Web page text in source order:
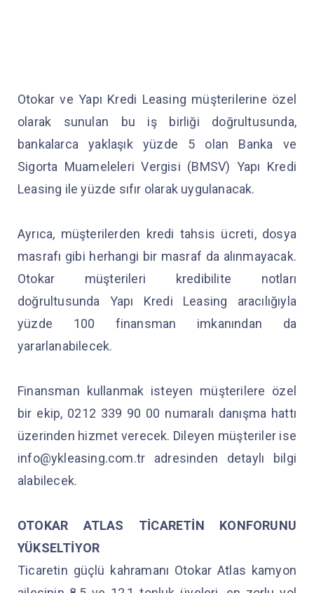
Otokar ve Yapı Kredi Leasing müşterilerine özel
olarak sunulan bu iş birliği doğrultusunda,
bankalarca yaklaşık yüzde 5 olan Banka ve
Sigorta Muameleleri Vergisi (BMSV) Yapı Kredi
Leasing ile yüzde sıfır olarak uygulanacak.
Ayrıca, müşterilerden kredi tahsis ücreti, dosya
masrafı gibi herhangi bir masraf da alınmayacak.
Otokar müşterileri kredibilite notları
doğrultusunda Yapı Kredi Leasing aracılığıyla
yüzde 100 finansman imkanından da
yararlanabilecek.
Finansman kullanmak isteyen müşterilere özel
bir ekip, 0212 339 90 00 numaralı danışma hattı
üzerinden hizmet verecek. Dileyen müşteriler ise
info@ykleasing.com.tr adresinden detaylı bilgi
alabilecek.
OTOKAR ATLAS TİCARETİN KONFORUNU
YÜKSELTİYOR
Ticaretin güçlü kahramanı Otokar Atlas kamyon